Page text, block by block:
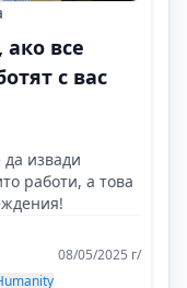
все
с вас
извади
работи, а това
08/05/2025 г/